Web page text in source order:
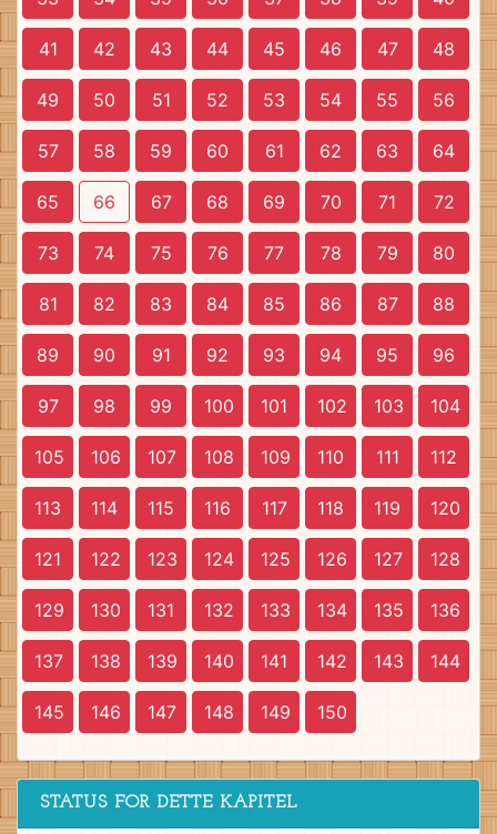
41 42 43 44 45 46 47 48
49 50 51 52 53 54 55 56
57 58 59 60 61 62 63 64
65 66 67 68 69 70 71 72
73 74 75 76 77 78 79 80
81 82 83 84 85 86 87 88
89 90 91 92 93 94 95 96
97 98 99 100 101 102 103 104
105 106 107 108 109 110 111 112
113 114 115 116 117 118 119 120
121 122 123 124 125 126 127 128
129 130 131 132 133 134 135 136
137 138 139 140 141 142 143 144
145 146 147 148 149 150
STATUS FOR DETTE KAPITEL